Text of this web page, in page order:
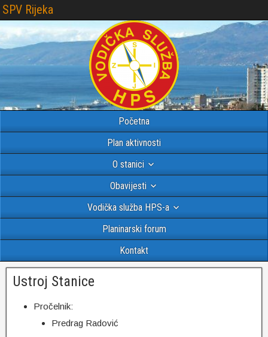
SPV Rijeka
Početna
Plan aktivnosti
O stanici
Obavijesti
Vodička služba HPS-a
Planinarski forum
Kontakt
Ustroj Stanice
Pročelnik:
Predrag Radović